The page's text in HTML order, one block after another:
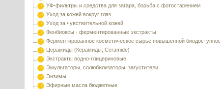
УФ-фильтры и средства для загара, борьба с фотостарением
Уход за кожей вокруг глаз
Уход за чувствительной кожей
Фенбиоксы - ферментированные экстракты
Ферментированное косметическое сырье повышенной
Церамиды (Керамиды, Ceramide)
Экстракты водно-глицериновые
Эмульгаторы, солюбилизаторы, загустители
Энзимы
Эфирные масла бюджетные